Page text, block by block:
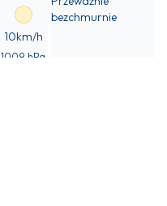
10km/h
1009 hPa
bezchmurnie